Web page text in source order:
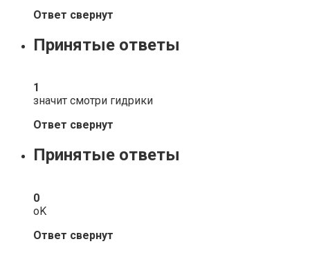
Ответ свернут
Принятые ответы
1
значит смотри гидрики
Ответ свернут
Принятые ответы
0
oK
Ответ свернут